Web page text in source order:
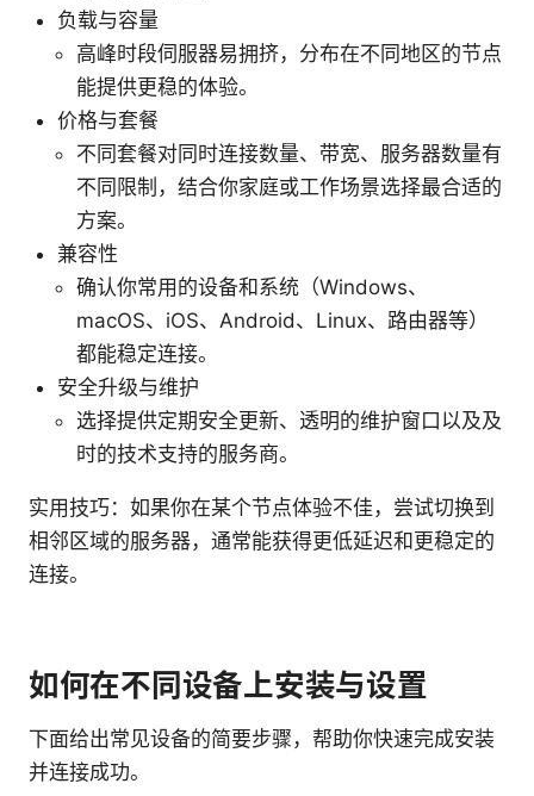
负载与容量
高峰时段伺服器易拥挤，分布在不同地区的节点
能提供更稳的体验。
价格与套餐
不同套餐对同时连接数量、带宽、服务器数量有
不同限制，结合你家庭或工作场景选择最合适的
方案。
兼容性
确认你常用的设备和系统（Windows、
macOS、iOS、Android、Linux、路由器等）
都能稳定连接。
安全升级与维护
选择提供定期安全更新、透明的维护窗口以及及
时的技术支持的服务商。
实用技巧：如果你在某个节点体验不佳，尝试切换到
相邻区域的服务器，通常能获得更低延迟和更稳定的
连接。
如何在不同设备上安装与设置
下面给出常见设备的简要步骤，帮助你快速完成安装
并连接成功。